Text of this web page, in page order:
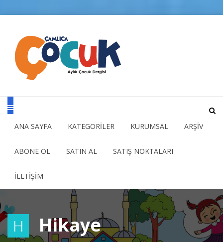
ANA SAYFA KATEGORİLER KURUMSAL ARŞİV
ABONE OL SATIN AL SATIŞ NOKTALARI
İLETİŞİM
H Hikaye